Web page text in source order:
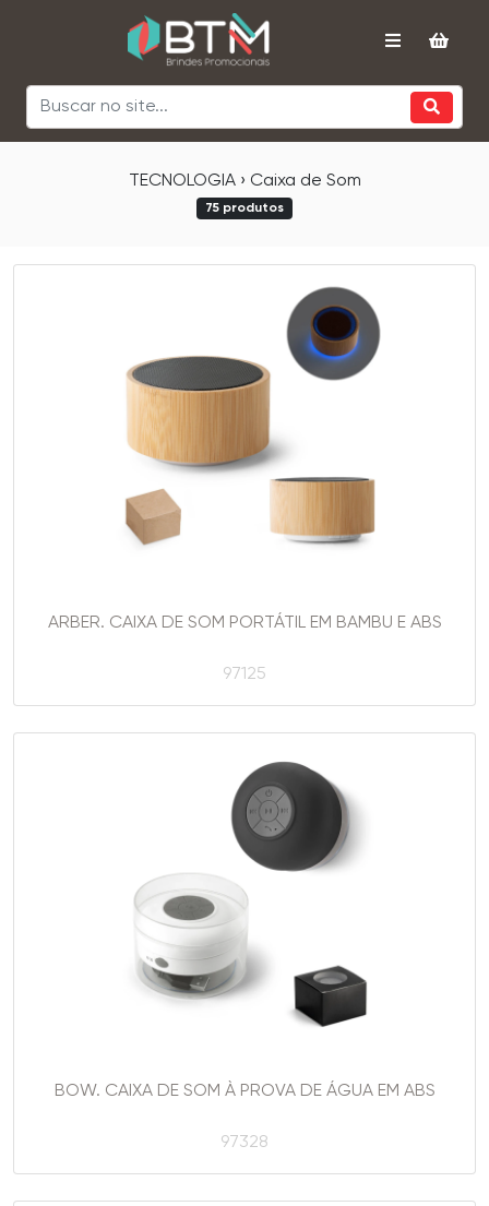
TECNOLOGIA › Caixa de Som
75 produtos
ARBER. CAIXA DE SOM PORTÁTIL EM BAMBU E ABS
97125
BOW. CAIXA DE SOM À PROVA DE ÁGUA EM ABS
97328